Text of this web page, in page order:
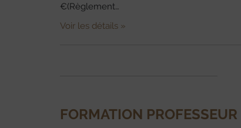
€(Règlement…
Voir les détails »
FORMATION